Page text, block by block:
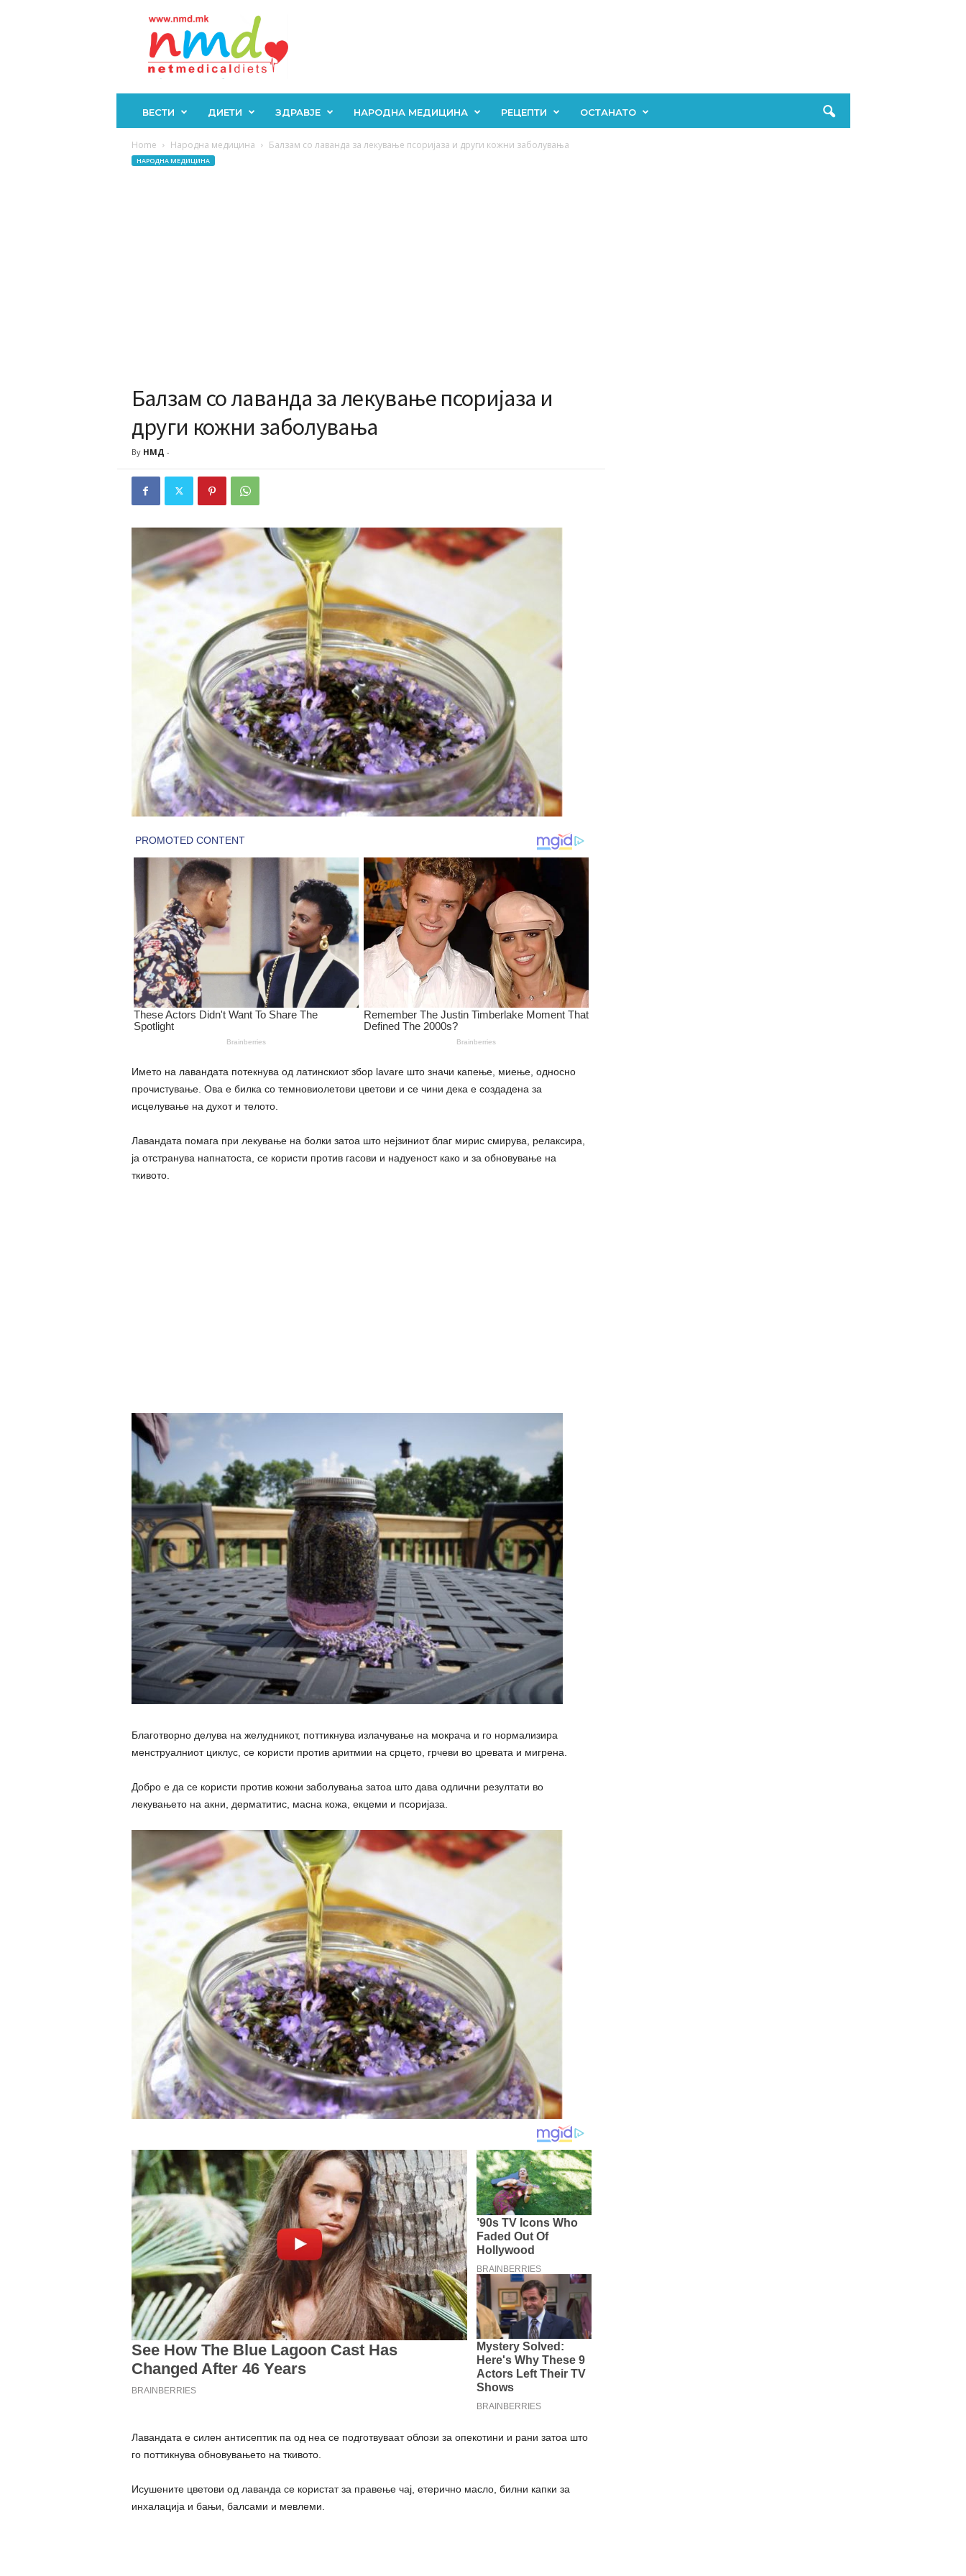
ВЕСТИ ДИЕТИ ЗДРАВЈЕ НАРОДНА МЕДИЦИНА РЕЦЕПТИ ОСТАНАТО
Home Народна медицина Балзам со лаванда за лекување псоријаза и други кожни заболувања
НАРОДНА МЕДИЦИНА
Балзам со лаванда за лекување псоријаза и
други кожни заболувања
By НМД -
Името на лавандата потекнува од латинскиот збор lavare што значи капење, миење, односно
прочистување. Ова е билка со темновиолетови цветови и се чини дека е создадена за
исцелување на духот и телото.
Лавандата помага при лекување на болки затоа што нејзиниот благ мирис смирува, релаксира,
ја отстранува напнатоста, се користи против гасови и надуеност како и за обновување на
ткивото.
Благотворно делува на желудникот, поттикнува излачување на мокрача и го нормализира
менструалниот циклус, се користи против аритмии на срцето, грчеви во цревата и мигрена.
Добро е да се користи против кожни заболувања затоа што дава одлични резултати во
лекувањето на акни, дерматитис, масна кожа, екцеми и псоријаза.
Лавандата е силен антисептик па од неа се подготвуваат облози за опекотини и рани затоа што
го поттикнува обновувањето на ткивото.
Исушените цветови од лаванда се користат за правење чај, етерично масло, билни капки за
инхалација и бањи, балсами и мевлеми.